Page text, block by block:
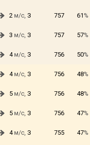
2 м/с, З 757 61 %
3 м/с, З 757 57%
4м/с, З 756 50%
4м/с, З 756 48%
5 м/с, З 756 48%
5 м/с, З 756 47%
4м/с, З 755 47%